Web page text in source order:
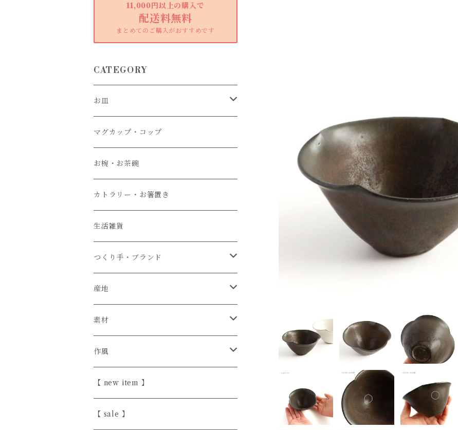
11,000円以上の購入で
配送料無料
まとめてのご購入がおすすめです
CATEGORY
お皿
大皿
中皿
小皿
マグカップ・コップ
お椀・お茶碗
カトラリー・お箸置き
生活雑貨
つくり手・ブランド
石井菜摘
カイトアヤキ
きほんの道具 あべ
こいずみちはる
斎藤奈月
産地
信楽焼
砥部焼
美濃焼
益子焼
素材
陶器
半磁器・せっ器
磁器
作風
ほっこり愛らしい
シンプル
【 new item 】
【 sale 】